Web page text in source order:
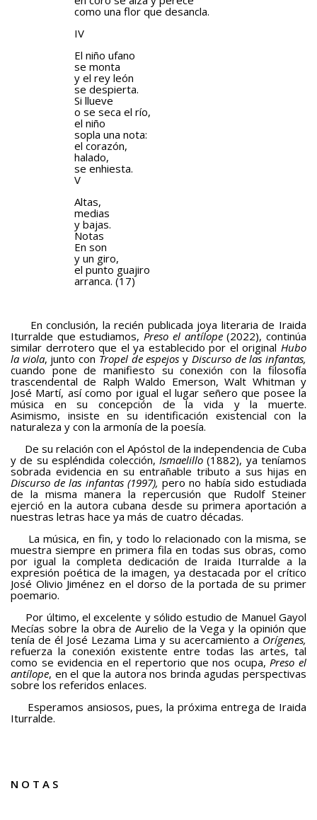
como una flor que desancla.
IV
El niño ufano
se monta
y el rey león
se despierta.
Si llueve
o se seca el río,
el niño
sopla una nota:
el corazón,
halado,
se enhiesta.
V
Altas,
medias
y bajas.
Notas
En son
y un giro,
el punto guajiro
arranca. (17)
En conclusión, la recién publicada joya literaria de Iraida
Iturralde que estudiamos,Preso el antílope(2022), continúa
similar derrotero que el ya establecido por el original Hubo
la viola, junto con Tropel de espejosy Discurso delas infantas,
cuando pone de manifiesto su conexión con la filosofía
trascendental de Ralph Waldo Emerson, Walt Whitman y
José Martí, así como por igual el lugar señero que posee la
música en su concepción de la vida y la muerte.
Asimismo, insiste en su identificación existencial con la
naturaleza y con la armonía de la poesía.
De su relación con el Apóstol de la independencia de Cuba
y de su espléndida colección, Ismaelillo(1882), ya teníamos
sobrada evidencia en su entrañable tributo a sus hijas en
Discurso de las infantas (1997),pero no había sido estudiada
de la misma manera la repercusión que Rudolf Steiner
ejerció en la autora cubana desde su primera aportación a
nuestras letras hace ya más de cuatro décadas.
La música, en fin, y todo lo relacionado con la misma, se
muestra siempre en primera fila en todas sus obras, como
por igual la completa dedicación de Iraida Iturralde a la
expresión poética de la imagen, ya destacada por el crítico
José Olivio Jiménez en el dorso de la portada de su primer
poemario.
Por último, el excelente y sólido estudio de Manuel Gayol
Mecías sobre la obra de Aurelio de la Vega y la opinión que
tenía de él José Lezama Lima y su acercamiento a Orígenes,
refuerza la conexión existente entre todas las artes, tal
como se evidencia en el repertorio que nos ocupa,Preso el
antílope, en el que la autora nos brinda agudas perspectivas
sobre los referidos enlaces.
Esperamos ansiosos, pues, la próxima entrega de Iraida
Iturralde.
N O T A S